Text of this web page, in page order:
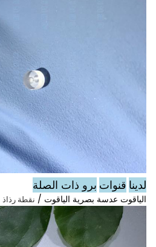
لدينا قنوات برو ذات الصلة
الياقوت عدسة بصرية الياقوت / نقطة رذاذ